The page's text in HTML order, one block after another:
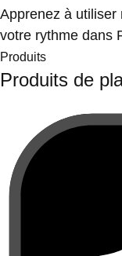
Apprenez à utiliser
votre rythme dans
Produits
Produits de